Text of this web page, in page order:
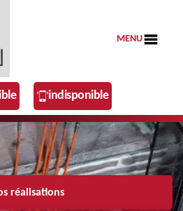
MENU
indisponible
réalisations